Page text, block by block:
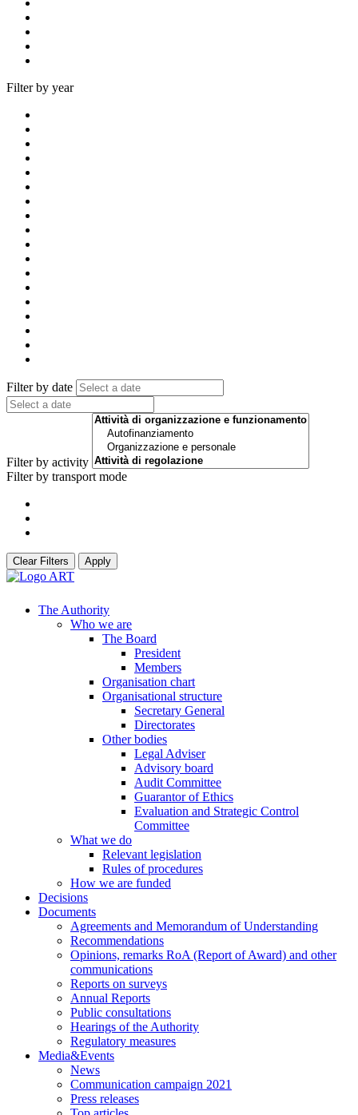
Filter by year
Filter by date
Filter by activity
Filter by transport mode
Clear Filters Apply
The Authority
Who we are
The Board
President
Members
Organisation chart
Organisational structure
Secretary General
Directorates
Other bodies
Legal Adviser
Advisory board
Audit Committee
Guarantor of Ethics
Evaluation and Strategic Control
Committee
What we do
Relevant legislation
Rules of procedures
How we are funded
Decisions
Documents
Agreements and Memorandum of Understanding
Recommendations
Opinions, remarks RoA (Report of Award) and other
communications
Reports on surveys
Annual Reports
Public consultations
Hearings of the Authority
Regulatory measures
Media&Events
News
Communication campaign 2021
Press releases